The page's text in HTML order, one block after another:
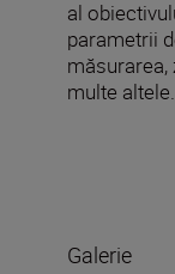
al
parametrii
multe altele.
Galerie